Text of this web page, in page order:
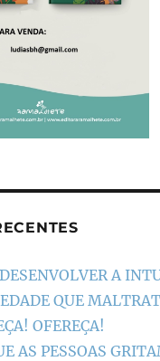
A
QUE
OFEREÇA!
AS PESSOAS